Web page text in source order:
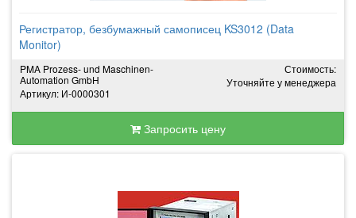
Регистратор, безбумажный самописец KS3012 (Data
Monitor)
PMA Prozess- und Maschinen-
Automation GmbH
Артикул: И-0000301
Стоимость:
Уточняйте у менеджера
Запросить цену